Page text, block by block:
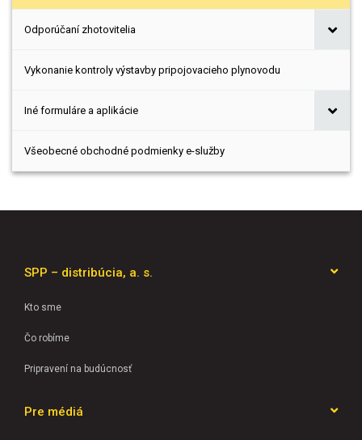
Odporúčaní zhotovitelia
Vykonanie kontroly výstavby pripojovacieho plynovodu
Iné formuláre a aplikácie
Všeobecné obchodné podmienky e-služby
SPP – distribúcia, a. s.
Kto sme
Čo robíme
Pripravení na budúcnosť
Pre médiá